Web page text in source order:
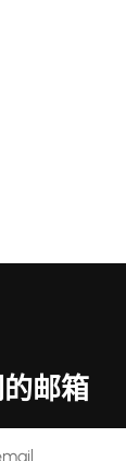
邮箱